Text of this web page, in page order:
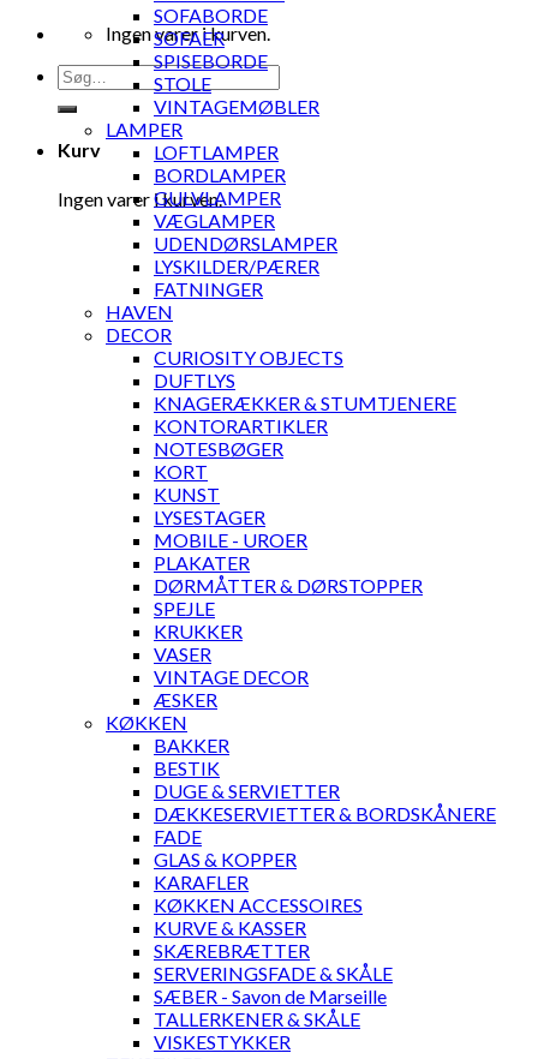
Ingen varer i kurven.
Søg
efter:
Kurv
Ingen varer i kurven.
SOFABORDE
SOFAER
SPISEBORDE
STOLE
VINTAGEMØBLER
LAMPER
LOFTLAMPER
BORDLAMPER
GULVLAMPER
VÆGLAMPER
UDENDØRSLAMPER
LYSKILDER/PÆRER
FATNINGER
HAVEN
DECOR
CURIOSITY OBJECTS
DUFTLYS
KNAGERÆKKER & STUMTJENERE
KONTORARTIKLER
NOTESBØGER
KORT
KUNST
LYSESTAGER
MOBILE - UROER
PLAKATER
DØRMÅTTER & DØRSTOPPER
SPEJLE
KRUKKER
VASER
VINTAGE DECOR
ÆSKER
KØKKEN
BAKKER
BESTIK
DUGE & SERVIETTER
DÆKKESERVIETTER & BORDSKÅNERE
FADE
GLAS & KOPPER
KARAFLER
KØKKEN ACCESSOIRES
KURVE & KASSER
SKÆREBRÆTTER
SERVERINGSFADE & SKÅLE
SÆBER - Savon de Marseille
TALLERKENER & SKÅLE
VISKESTYKKER